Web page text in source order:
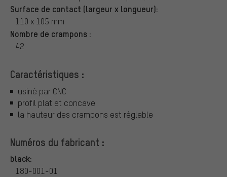
Surface de contact (largeur x longueur):
110 x 105 mm
Nombre de crampons :
42
Caractéristiques :
usiné par CNC
profil plat et concave
la hauteur des crampons est réglable
Numéros du fabricant :
black:
180-001-01